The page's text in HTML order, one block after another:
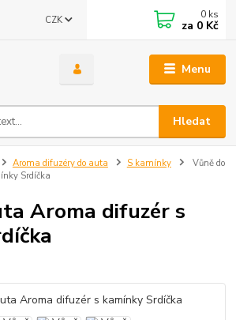
Menu
CZK
Hledat
0 ks
za 0 Kč
Aroma difuzéry do auta S kamínky
Vůně do
Srdíčka
Aroma difuzér s